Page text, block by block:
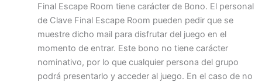
Final Escape Room tiene carácter de Bono. El personal
de Clave Final Escape Room pueden pedir que se
muestre dicho mail para disfrutar del juego en el
momento de entrar. Este bono no tiene carácter
nominativo, por lo que cualquier persona del grupo
podrá presentarlo y acceder al juego. En el caso de no